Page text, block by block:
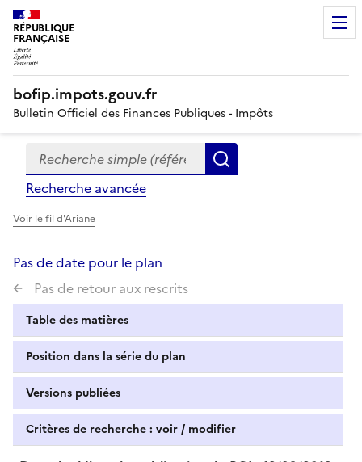
RÉPUBLIQUE
FRANÇAISE
bofip.impots.gouv.fr
Bulletin Officiel des Finances Publiques - Impôts
Formulaire
de
recherche
Recherche simple (références, mots clés, partie du
Recherche avancée
Voir le fil d'Ariane
Pas de date pour le plan
Pas de retour aux rescrits
Table des matières
Position dans la série du plan
Versions publiées
Critères de recherche : voir / modifier